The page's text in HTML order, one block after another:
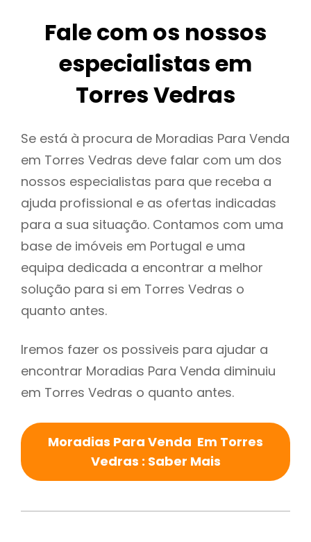
Fale com os nossos
especialistas em
Torres Vedras
Se está à procura de Moradias Para Venda
em Torres Vedras deve falar com um dos
nossos especialistas para que receba a
ajuda profissional e as ofertas indicadas
para a sua situação. Contamos com uma
base de imóveis em Portugal e uma
equipa dedicada a encontrar a melhor
solução para si em Torres Vedras o
quanto antes.
Iremos fazer os possiveis para ajudar a
encontrar Moradias Para Venda diminuiu
em Torres Vedras o quanto antes.
Moradias Para Venda Em Torres
Vedras : Saber Mais